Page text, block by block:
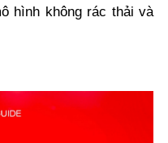
hình không rác thải và